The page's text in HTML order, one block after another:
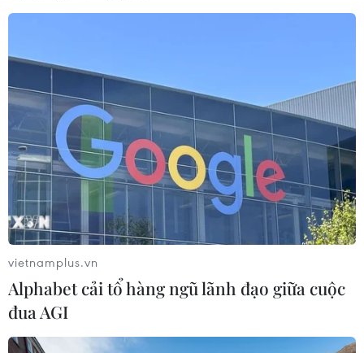
Ngôn ngữ
TTXVN
Liên hệ
Giấy phép số: 1374/GP-BTTTT do Bộ Thông tin và Truyền thông
cấp ngày 11/9/2008.
Quảng cáo: Phó TBT Nguyễn Thị Tám: 093.5958688, Email:
tamvna@gmail.com
Điện thoại: (024) 39411349 - (024) 39411348, Fax: (024)
vietnamplus2008@gmail.com
© Bản quyền thuộc về VietnamPlus, TTXVN. Cấm sao chép dưới
mọi hình thức nếu không có sự chấp thuận bằng văn bản.
vietnamplus.vn
Alphabet cải tổ hàng ngũ lãnh đạo giữa cuộc
đua AGI